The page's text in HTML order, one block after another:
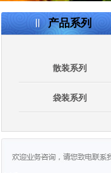
产品系列
散装系列
袋装系列